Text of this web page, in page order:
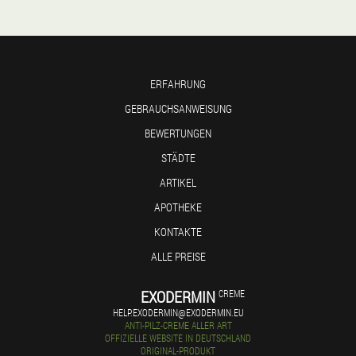
ERFAHRUNG
GEBRAUCHSANWEISUNG
BEWERTUNGEN
STÄDTE
ARTIKEL
APOTHEKE
KONTAKTE
ALLE PREISE
EXODERMIN CREME
HELP.EXODERMIN@EXODERMIN.EU
ANTI-PILZ-CREME ALLER ART
OFFIZIELLE WEBSITE IN DEUTSCHLAND
ORIGINAL-PRODUKT